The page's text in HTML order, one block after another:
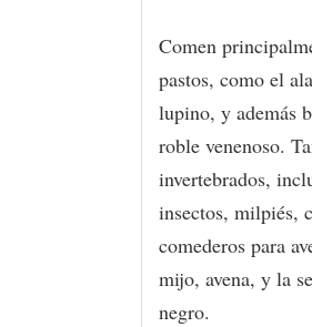
Comen
pastos, como el
lupino, y además
roble venenoso.
invertebrados,
insectos, milpiés,
comederos para
mijo, avena, y la
negro.